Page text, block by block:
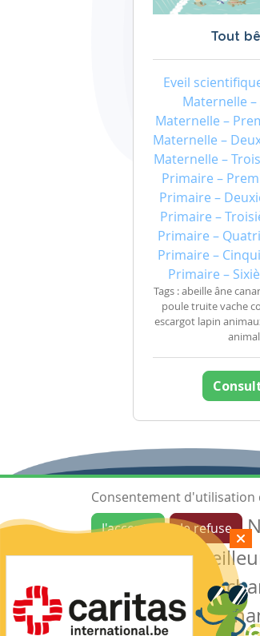
Tout
Eveil
Maternelle –
Maternelle –
Maternelle –
Maternelle –
Primaire –
Primaire –
Primaire –
Primaire –
Primaire –
Primaire –
Tags : abeille âne
poule truite vache
escargot lapin
animal
Ressources
Les ressources
Créer une ressource
Mes ressources
Consentement d'utilisation
J'accepte
Je refuse
garantir de
des cookies en
notre site sans